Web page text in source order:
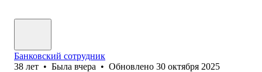
Банковский сотрудник
38 лет • Была вчера • Обновлено 30 октября 2025